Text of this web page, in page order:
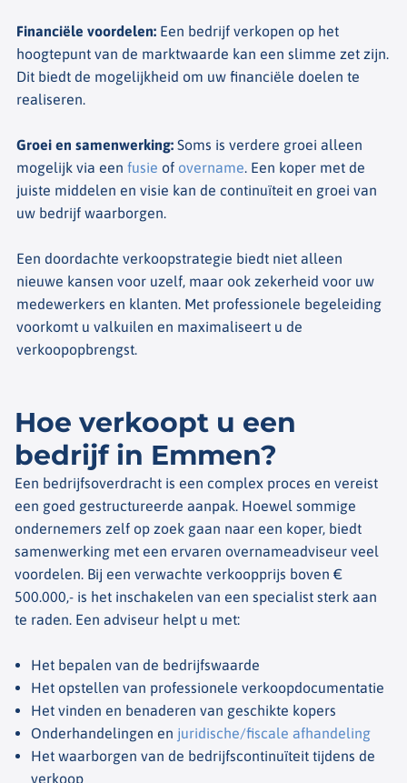
Financiële voordelen: Een bedrijf verkopen op het
hoogtepunt van de marktwaarde kan een slimme zet zijn.
Dit biedt de mogelijkheid om uw financiële doelen te
realiseren.
Groei en samenwerking: Soms is verdere groei alleen
mogelijk via een fusie of overname. Een koper met de
juiste middelen en visie kan de continuïteit en groei van
uw bedrijf waarborgen.
Een doordachte verkoopstrategie biedt niet alleen
nieuwe kansen voor uzelf, maar ook zekerheid voor uw
medewerkers en klanten. Met professionele begeleiding
voorkomt u valkuilen en maximaliseert u de
verkoopopbrengst.
Hoe verkoopt u een
bedrijf in Emmen?
Een bedrijfsoverdracht is een complex proces en vereist
een goed gestructureerde aanpak. Hoewel sommige
ondernemers zelf op zoek gaan naar een koper, biedt
samenwerking met een ervaren overnameadviseur veel
voordelen. Bij een verwachte verkoopprijs boven €
500.000,- is het inschakelen van een specialist sterk aan
te raden. Een adviseur helpt u met:
Het bepalen van de bedrijfswaarde
Het opstellen van professionele verkoopdocumentatie
Het vinden en benaderen van geschikte kopers
Onderhandelingen en juridische/fiscale afhandeling
Het waarborgen van de bedrijfscontinuïteit tijdens de
verkoop